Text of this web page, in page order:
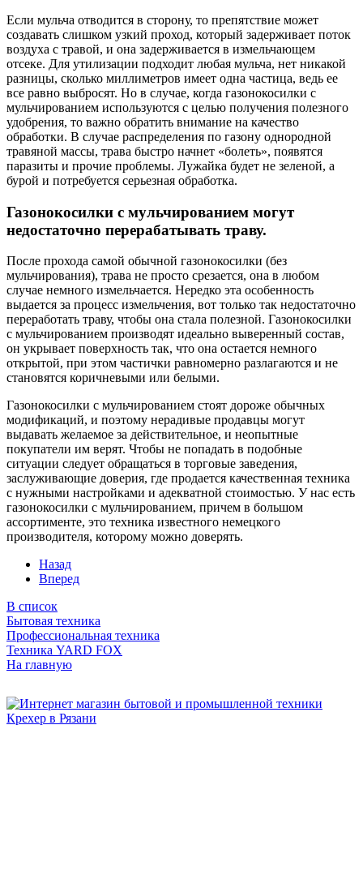
Если мульча отводится в сторону, то препятствие может
создавать слишком узкий проход, который задерживает поток
воздуха с травой, и она задерживается в измельчающем
отсеке. Для утилизации подходит любая мульча, нет никакой
разницы, сколько миллиметров имеет одна частица, ведь ее
все равно выбросят. Но в случае, когда газонокосилки с
мульчированием используются с целью получения полезного
удобрения, то важно обратить внимание на качество
обработки. В случае распределения по газону однородной
травяной массы, трава быстро начнет «болеть», появятся
паразиты и прочие проблемы. Лужайка будет не зеленой, а
бурой и потребуется серьезная обработка.
Газонокосилки с мульчированием могут
недостаточно перерабатывать траву.
После прохода самой обычной газонокосилки (без
мульчирования), трава не просто срезается, она в любом
случае немного измельчается. Нередко эта особенность
выдается за процесс измельчения, вот только так недостаточно
переработать траву, чтобы она стала полезной. Газонокосилки
с мульчированием производят идеально выверенный состав,
он укрывает поверхность так, что она остается немного
открытой, при этом частички равномерно разлагаются и не
становятся коричневыми или белыми.
Газонокосилки с мульчированием стоят дороже обычных
модификаций, и поэтому нерадивые продавцы могут
выдавать желаемое за действительное, и неопытные
покупатели им верят. Чтобы не попадать в подобные
ситуации следует обращаться в торговые заведения,
заслуживающие доверия, где продается качественная техника
с нужными настройками и адекватной стоимостью. У нас есть
газонокосилки с мульчированием, причем в большом
ассортименте, это техника известного немецкого
производителя, которому можно доверять.
Назад
Вперед
В список
Бытовая техника
Профессиональная техника
Техника YARD FOX
На главную